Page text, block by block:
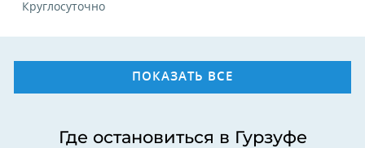
Круглосуточно
ПОКАЗАТЬ ВСЕ
Где остановиться в Гурзуфе